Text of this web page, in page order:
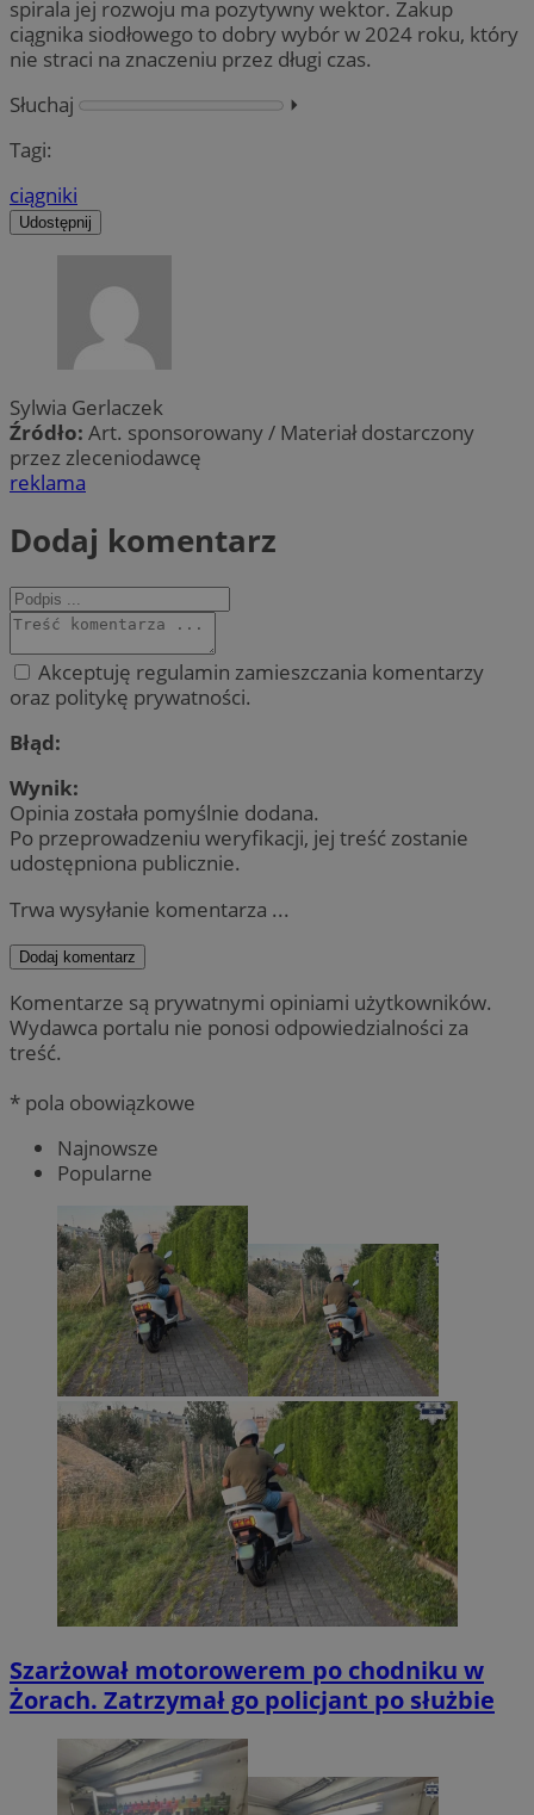
spirala jej rozwoju ma pozytywny wektor. Zakup
ciągnika siodłowego to dobry wybór w 2024 roku, który
nie straci na znaczeniu przez długi czas.
Słuchaj
⏵︎
Tagi:
ciągniki
Udostępnij
Sylwia Gerlaczek
Źródło: Art. sponsorowany / Materiał dostarczony
przez zleceniodawcę
reklama
Dodaj komentarz
Akceptuję regulamin zamieszczania komentarzy
oraz politykę prywatności.
Błąd:
Wynik:
Opinia została pomyślnie dodana.
Po przeprowadzeniu weryfikacji, jej treść zostanie
udostępniona publicznie.
Trwa wysyłanie komentarza ...
Dodaj komentarz
Komentarze są prywatnymi opiniami użytkowników.
Wydawca portalu nie ponosi odpowiedzialności za
treść.
* pola obowiązkowe
Najnowsze
Popularne
Szarżował motorowerem po chodniku w
Żorach. Zatrzymał go policjant po służbie